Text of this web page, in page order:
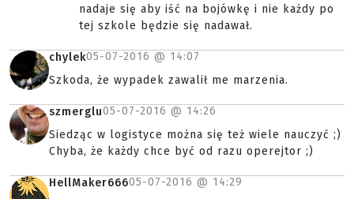
nadaje się aby iść na bojówkę i nie każdy po
tej szkole będzie się nadawał.
chylek05-07-2016 @ 14:07
Szkoda, że wypadek zawalił me marzenia.
szmerglu05-07-2016 @ 14:26
Siedząc w logistyce można się też wiele nauczyć ;)
Chyba, że każdy chce być od razu operejtor ;)
HellMaker66605-07-2016 @ 14:29